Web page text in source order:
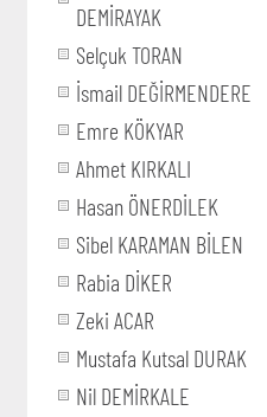
DEMİRAYAK
Selçuk TORAN
İsmail DEĞİRMENDERE
Emre KÖKYAR
Ahmet KIRKALI
Hasan ÖNERDİLEK
Sibel KARAMAN BİLEN
Rabia DİKER
Zeki ACAR
Mustafa Kutsal DURAK
Nil DEMİRKALE